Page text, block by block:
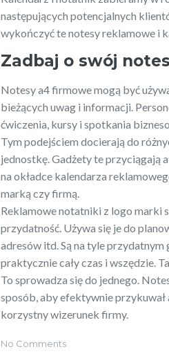
następujących potencjalnych
wykończyć te notesy reklamowe i
Zadbaj o swój
Notesy a4 firmowe mogą być
bieżących uwag i informacji.
ćwiczenia, kursy i spotkania
Tym podejściem docierają do
jednostkę. Gadżety te przyciągają
na okładce kalendarza
marką czy firmą.
Reklamowe notatniki z logo marki
przydatność. Używa się je do
adresów itd. Są na tyle przydatnym
praktycznie cały czas i wszędzie.
To sprowadza się do jednego.
sposób, aby efektywnie
korzystny wizerunek firmy.
No Comments